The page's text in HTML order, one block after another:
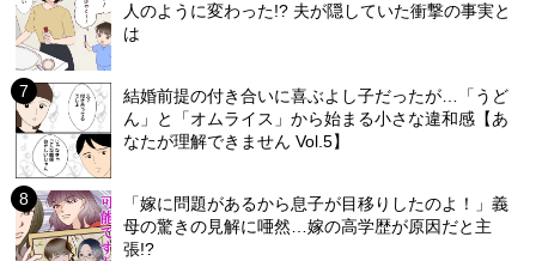
人のように変わった!? 夫が隠していた衝撃の事実と
は
結婚前提の付き合いに喜ぶよし子だったが…「うど
ん」と「オムライス」から始まる小さな違和感【あ
なたが理解できません Vol.5】
「嫁に問題があるから息子が目移りしたのよ！」義
母の驚きの見解に唖然…嫁の高学歴が原因だと主
張!?